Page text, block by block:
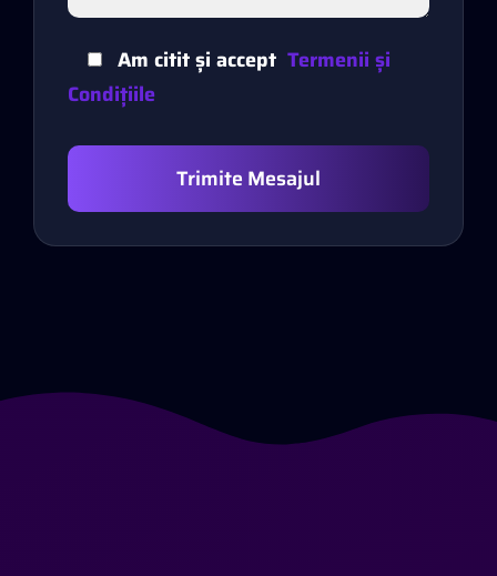
Am citit și accept Termenii și
Condițiile
Trimite Mesajul